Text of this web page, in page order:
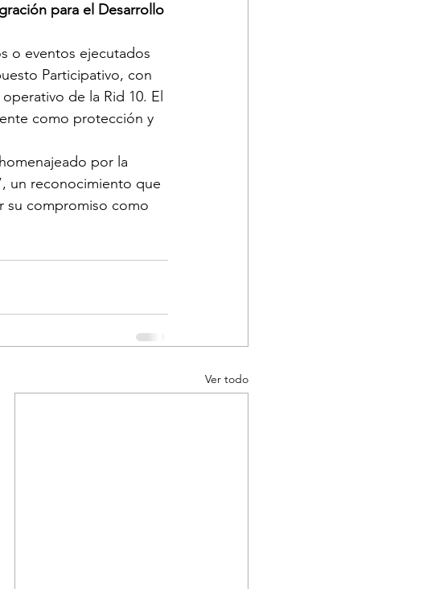
para el Desarrollo
o eventos ejecutados
Participativo, con
de la Rid 10. El
como protección y
por la
un reconocimiento que
su compromiso como
Ver todo